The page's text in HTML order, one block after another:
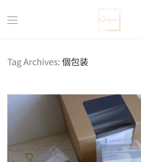
Tag Archives:個包装